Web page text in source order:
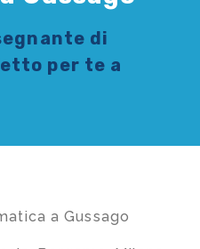
di
per te a
a Gussago